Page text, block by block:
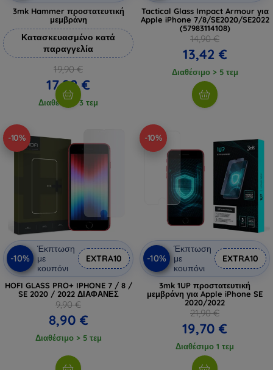
3mk Hammer προστατευτική
μεμβράνη
Κατασκευασμένο κατά
παραγγελία
19,90 €
17,92 €
Διαθέσιμο 3 τεμ
Tactical Glass Impact Armour για
Apple iPhone 7/8/SE2020/SE2022
(57983114108)
14,90 €
13,42 €
Διαθέσιμο > 5 τεμ
-10%
-10%
Έκπτωση
με
κουπόνι
EXTRA10
HOFI GLASS PRO+ IPHONE 7 / 8 /
SE 2020 / 2022 ΔΙΑΦΑΝΕΣ
9,90 €
8,90 €
Διαθέσιμο > 5 τεμ
-10%
-10%
Έκπτωση
με
κουπόνι
EXTRA10
3mk 1UP προστατευτική
μεμβράνη για Apple iPhone SE
2020/2022
21,90 €
19,70 €
Διαθέσιμο 1 τεμ